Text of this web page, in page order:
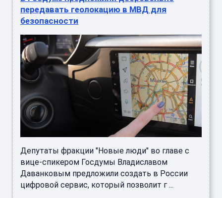
передавать геолокацию в МВД для
безопасности
Депутаты фракции "Новые люди" во главе с
вице-спикером Госдумы Владиславом
Даванковым предложили создать в России
цифровой сервис, который позволит г ...